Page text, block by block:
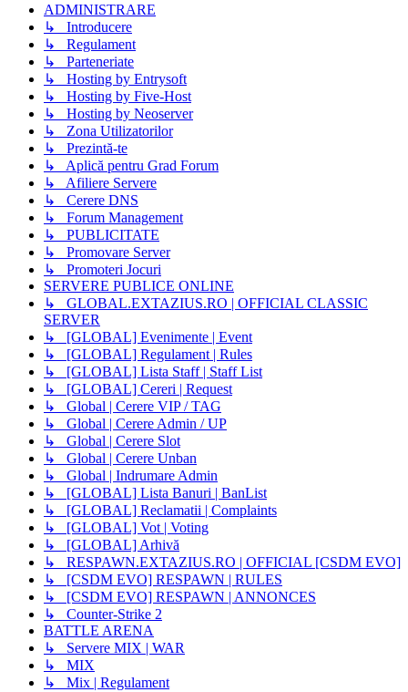
ADMINISTRARE
↳ Introducere
↳ Regulament
↳ Parteneriate
↳ Hosting by Entrysoft
↳ Hosting by Five-Host
↳ Hosting by Neoserver
↳ Zona Utilizatorilor
↳ Prezintă-te
↳ Aplică pentru Grad Forum
↳ Afiliere Servere
↳ Cerere DNS
↳ Forum Management
↳ PUBLICITATE
↳ Promovare Server
↳ Promoteri Jocuri
SERVERE PUBLICE ONLINE
↳ GLOBAL.EXTAZIUS.RO | OFFICIAL CLASSIC
SERVER
↳ [GLOBAL] Evenimente | Event
↳ [GLOBAL] Regulament | Rules
↳ [GLOBAL] Lista Staff | Staff List
↳ [GLOBAL] Cereri | Request
↳ Global | Cerere VIP / TAG
↳ Global | Cerere Admin / UP
↳ Global | Cerere Slot
↳ Global | Cerere Unban
↳ Global | Indrumare Admin
↳ [GLOBAL] Lista Banuri | BanList
↳ [GLOBAL] Reclamatii | Complaints
↳ [GLOBAL] Vot | Voting
↳ [GLOBAL] Arhivă
↳ RESPAWN.EXTAZIUS.RO | OFFICIAL [CSDM EVO]
↳ [CSDM EVO] RESPAWN | RULES
↳ [CSDM EVO] RESPAWN | ANNONCES
↳ Counter-Strike 2
BATTLE ARENA
↳ Servere MIX | WAR
↳ MIX
↳ Mix | Regulament